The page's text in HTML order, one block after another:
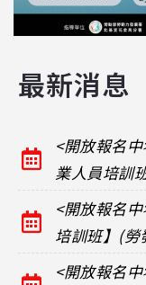
最新消息
<開放報名
業人員培訓
<開放報名
培訓班】(勞
<開放報名